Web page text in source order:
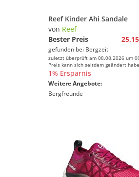
Reef Kinder Ahi Sandale
von Reef
Bester Preis
gefunden bei Bergzeit
zuletzt überprüft am 08.08.2026 um
Preis kann sich seitdem geändert
1% Ersparnis
Weitere Angebote:
Bergfreunde